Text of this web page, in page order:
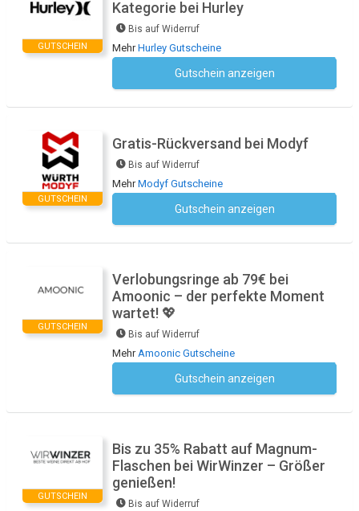
GUTSCHEIN
Kategorie bei Hurley
Bis auf Widerruf
MehrHurley Gutscheine
Gutschein anzeigen
GUTSCHEIN
Gratis-Rückversand bei Modyf
Bis auf Widerruf
MehrModyf Gutscheine
Gutschein anzeigen
GUTSCHEIN
Verlobungsringe ab 79€ bei
Amoonic – der perfekte Moment
wartet! 💖
Bis auf Widerruf
MehrAmoonic Gutscheine
Gutschein anzeigen
GUTSCHEIN
Bis zu 35% Rabatt auf Magnum-
Flaschen bei WirWinzer – Größer
genießen!
Bis auf Widerruf